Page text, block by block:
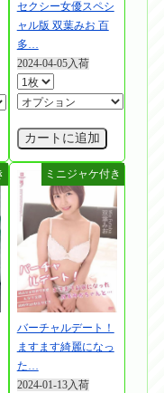
セクシー女優スペシ
ャル版 双葉みお 百
多…
2024-04-05入荷
カートに追加
バーチャルデート！
ますます綺麗になっ
た…
2024-01-13入荷